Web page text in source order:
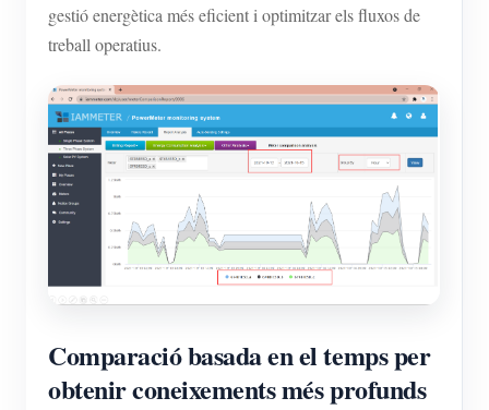
gestió energètica més eficient i optimitzar els fluxos de
treball operatius.
Comparació basada en el temps per
obtenir coneixements més profunds